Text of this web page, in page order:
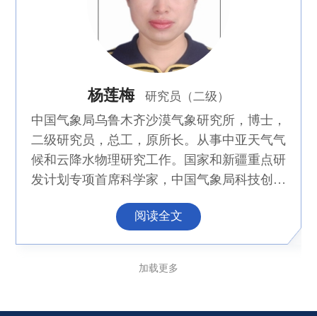
杨莲梅 研究员（二级）
中国气象局乌鲁木齐沙漠气象研究所，博士，
二级研究员，总工，原所长。从事中亚天气气
候和云降水物理研究工作。国家和新疆重点研
发计划专项首席科学家，中国气象局科技创新
高层次“领军人才”、新疆科技创新高层次“领
军人才”和“突出贡献优秀专家”。建立了中亚
阅读全文
加载更多